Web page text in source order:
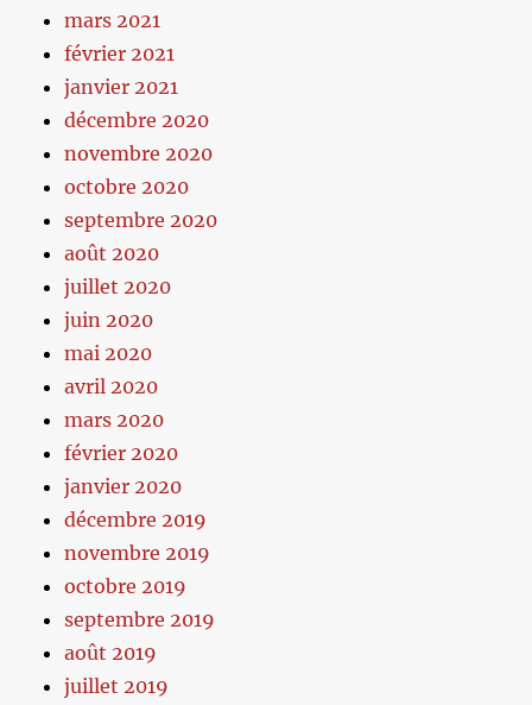
mars 2021
février 2021
janvier 2021
décembre 2020
novembre 2020
octobre 2020
septembre 2020
août 2020
juillet 2020
juin 2020
mai 2020
avril 2020
mars 2020
février 2020
janvier 2020
décembre 2019
novembre 2019
octobre 2019
septembre 2019
août 2019
juillet 2019